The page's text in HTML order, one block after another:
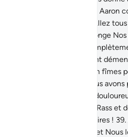
avons assigné son frère Aaron
Puis Nous avons dit : "Allez
qui ont traité de mensonge
avons alors détruits
de Noé, quand ils eurent
Nous les noyâmes et en fîmes
d’avertissement. Et Nous
injustes un châtiment
Thamûd, les gens d’Ar-Rass et
générations intermédiaires ! 39.
proposé des paraboles et Nous